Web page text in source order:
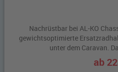
Nachrüstbar bei AL-KO
gewichtsoptimierte
unter dem Caravan.
ab